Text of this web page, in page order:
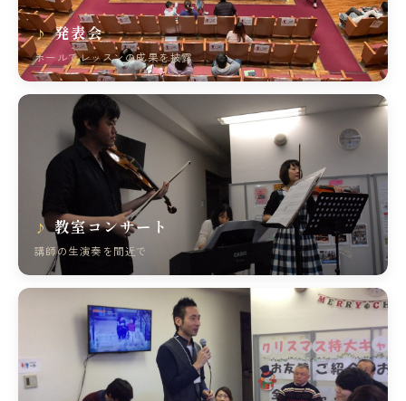
発表会
ホールでレッスンの成果を披露
教室コンサート
講師の生演奏を間近で